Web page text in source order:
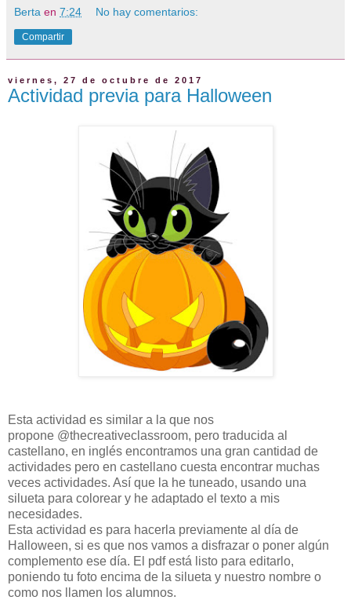
Berta en 7:24 No hay comentarios:
Compartir
viernes, 27 de octubre de 2017
Actividad previa para Halloween
Esta actividad es similar a la que nos
propone @thecreativeclassroom, pero traducida al
castellano, en inglés encontramos una gran cantidad de
actividades pero en castellano cuesta encontrar muchas
veces actividades. Así que la he tuneado, usando una
silueta para colorear y he adaptado el texto a mis
necesidades.
Esta actividad es para hacerla previamente al día de
Halloween, si es que nos vamos a disfrazar o poner algún
complemento ese día. El pdf está listo para editarlo,
poniendo tu foto encima de la silueta y nuestro nombre o
como nos llamen los alumnos.